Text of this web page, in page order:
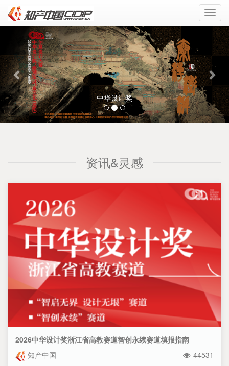
中华设计奖
Previous
资讯&灵感
2026中华设计奖浙江省高教赛道智创永续赛道填报指南
知产中国
44531